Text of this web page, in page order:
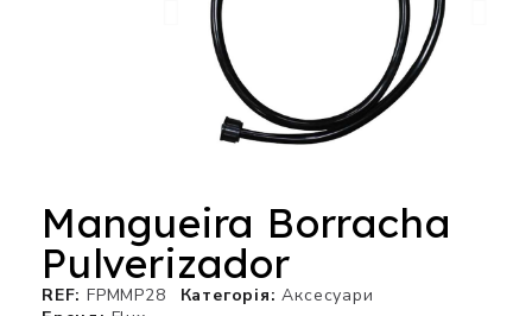
Mangueira Borracha
Pulverizador
REF FPMMP28 Категорія
Аксесуари